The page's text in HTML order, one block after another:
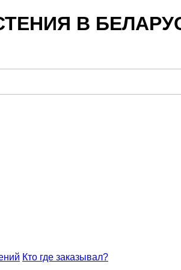
В
Кто где заказывал?